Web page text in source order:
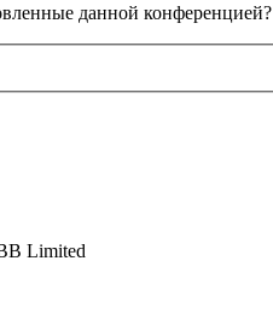
данной конференцией?
Limited